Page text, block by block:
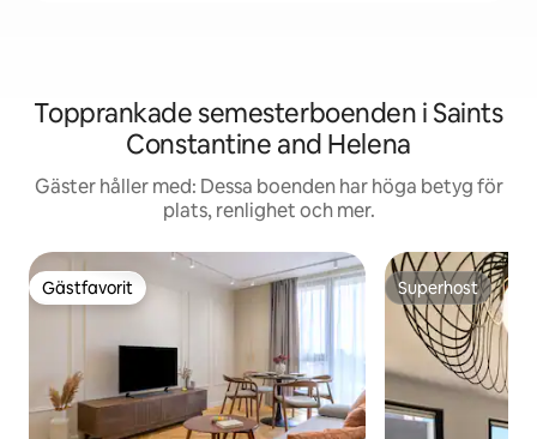
Topprankade semesterboenden i Saints
Constantine and Helena
Gäster håller med: Dessa boenden har höga betyg för
plats, renlighet och mer.
Gästfavorit
Gästfavorit Superhost
Superhost